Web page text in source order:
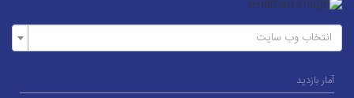
انتخاب وب سایت
آمار بازدید